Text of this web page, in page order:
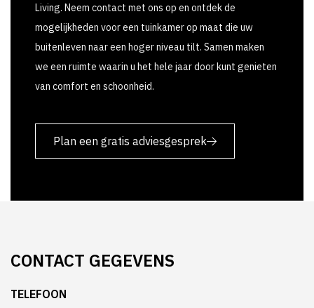
Living. Neem contact met ons op en ontdek de
mogelijkheden voor een tuinkamer op maat die uw
buitenleven naar een hoger niveau tilt. Samen maken
we een ruimte waarin u het hele jaar door kunt genieten
van comfort en schoonheid.
Plan een gratis adviesgesprek
CONTACT GEGEVENS
TELEFOON